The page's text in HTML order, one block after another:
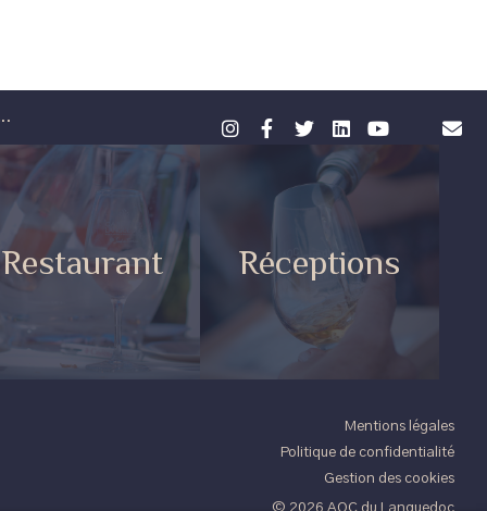
Restaurant Réceptions
Mentions légales
Politique de confidentialité
Gestion des cookies
© 2026 AOC du Languedoc